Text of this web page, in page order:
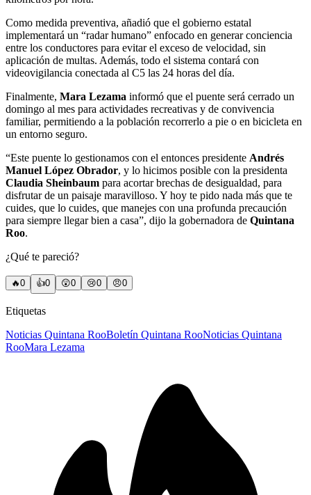
Como medida preventiva, añadió que el gobierno estatal
implementará un “radar humano” enfocado en generar conciencia
entre los conductores para evitar el exceso de velocidad, sin
aplicación de multas. Además, todo el sistema contará con
videovigilancia conectada al C5 las 24 horas del día.
Finalmente, Mara Lezama informó que el puente será cerrado un
domingo al mes para actividades recreativas y de convivencia
familiar, permitiendo a la población recorrerlo a pie o en bicicleta en
un entorno seguro.
“Este puente lo gestionamos con el entonces presidente Andrés
Manuel López Obrador, y lo hicimos posible con la presidenta
Claudia Sheinbaum para acortar brechas de desigualdad, para
disfrutar de un paisaje maravilloso. Y hoy te pido nada más que te
cuides, que lo cuides, que manejes con una profunda precaución
para siempre llegar bien a casa”, dijo la gobernadora de Quintana
Roo.
¿Qué te pareció?
🔥0 👍0 😲0 😢0 😠0
Etiquetas
Noticias Quintana RooBoletín Quintana RooNoticias Quintana
RooMara Lezama